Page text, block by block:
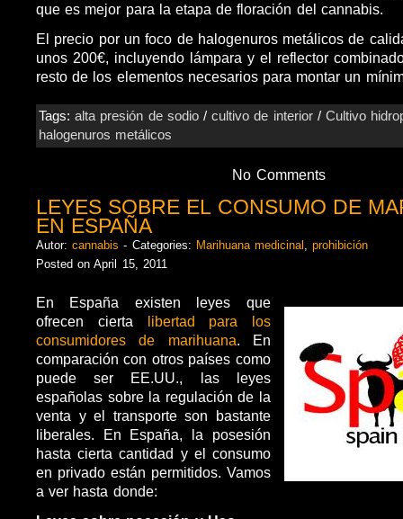
que es mejor para la etapa de floración del cannabis.
El precio por un foco de halogenuros metálicos de
unos 200€, incluyendo lámpara y el reflector
resto de los elementos necesarios para montar un
Tags:alta presión de sodio/cultivo de interior/Cultivo
halogenuros metálicos
No Comments
LEYES SOBRE EL CONSUMO DE
EN ESPAÑA
Autor:cannabis - Categories: Marihuana medicinal ,prohibición
Posted on April 15, 2011
En España existen leyes que
ofrecen cierta libertad para los
consumidores de marihuana. En
comparación con otros países como
puede ser EE.UU., las leyes
españolas sobre la regulación de la
venta y el transporte son bastante
liberales. En España, la posesión
hasta cierta cantidad y el consumo
en privado están permitidos. Vamos
a ver hasta donde: